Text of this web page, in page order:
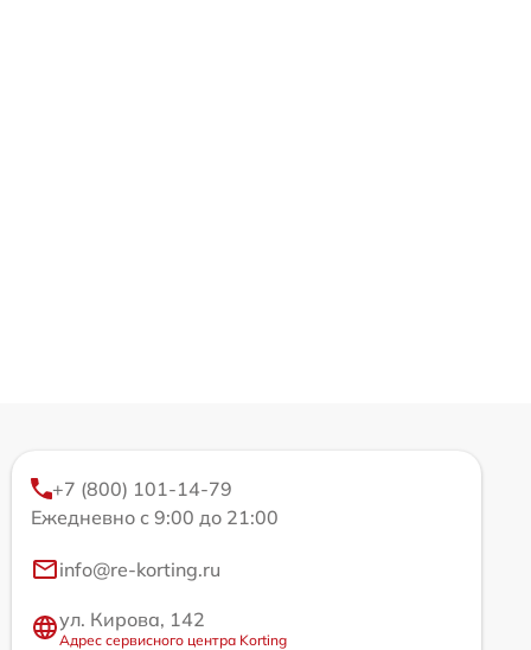
+7 (800) 101-14-79
Ежедневно с 9:00 до 21:00
info@re-korting.ru
ул. Кирова, 142
Адрес сервисного центра Korting